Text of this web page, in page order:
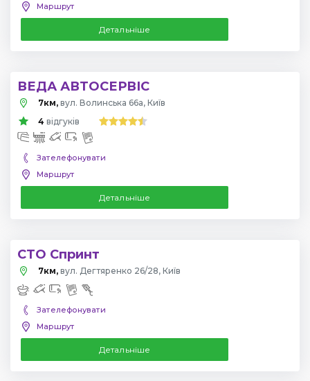
Маршрут
Детальніше
ВЕДА АВТОСЕРВІС
7км, вул. Волинська 66а, Київ
4 відгуків
Зателефонувати
Маршрут
Детальніше
СТО Спринт
7км, вул. Дегтяренко 26/28, Київ
Зателефонувати
Маршрут
Детальніше